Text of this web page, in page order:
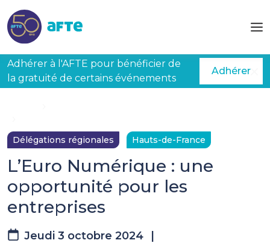
Adhérer à l'AFTE pour bénéficier de
la gratuité de certains événements
Adhérer
Délégations régionales
Hauts-de-France
L’Euro Numérique : une
opportunité pour les
entreprises
Jeudi 3 octobre 2024